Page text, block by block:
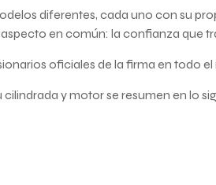
diferentes, cada uno con su
en común: la confianza que
oficiales de la firma en todo
y motor se resumen en lo